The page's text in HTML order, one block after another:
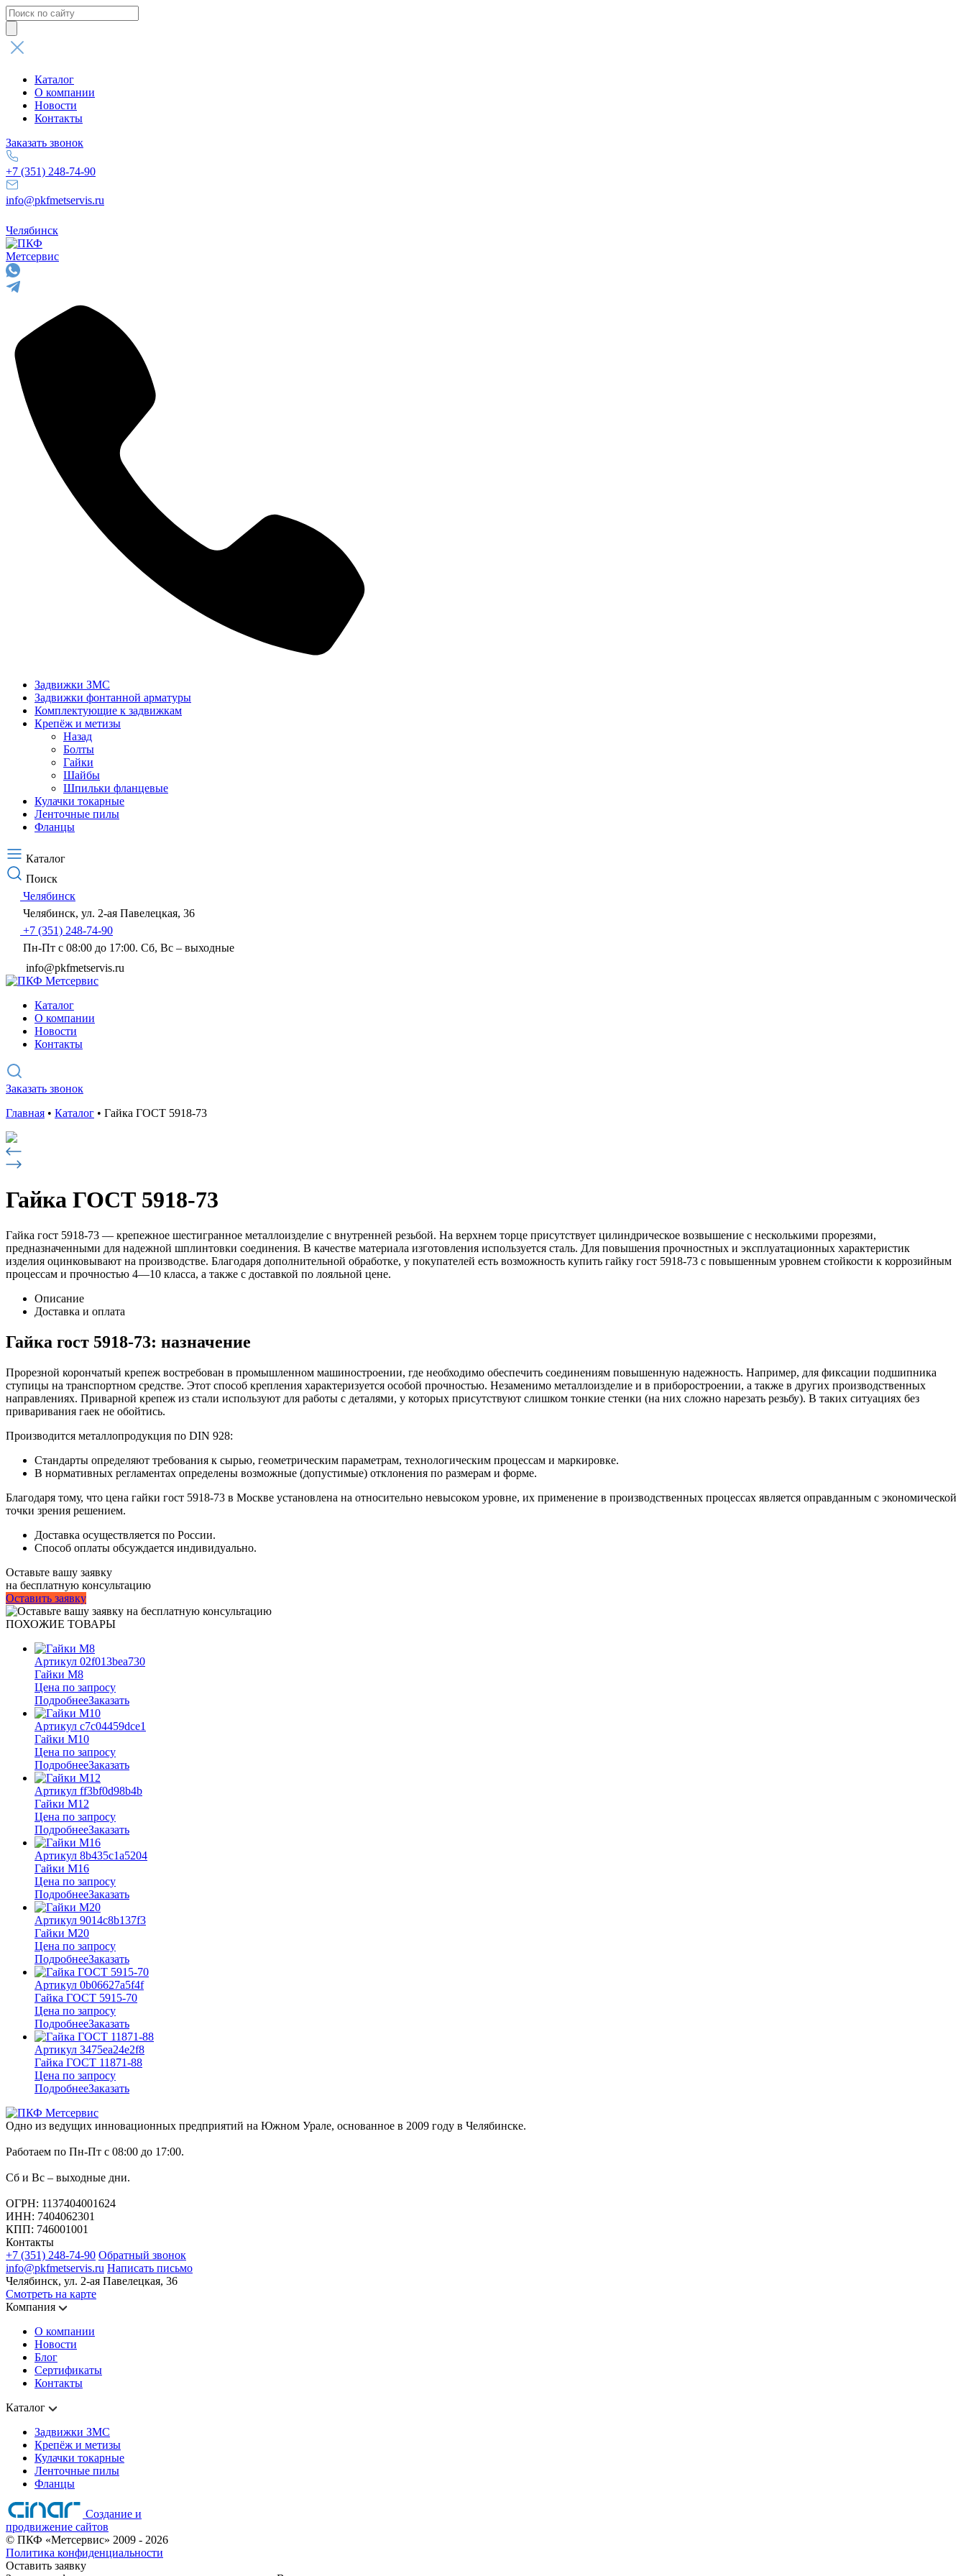
Поиск
товаров
Каталог
О компании
Новости
Контакты
Заказать звонок
+7 (351) 248-74-90
info@pkfmetservis.ru
Челябинск
Задвижки ЗМС
Задвижки фонтанной арматуры
Комплектующие к задвижкам
Крепёж и метизы
Назад
Болты
Гайки
Шайбы
Шпильки фланцевые
Кулачки токарные
Ленточные пилы
Фланцы
Каталог
Поиск
Челябинск
Челябинск, ул. 2-ая Павелецкая, 36
+7 (351) 248-74-90
Пн-Пт с 08:00 до 17:00. Сб, Вс – выходные
info@pkfmetservis.ru
Каталог
О компании
Новости
Контакты
Заказать звонок
Главная • Каталог • Гайка ГОСТ 5918-73
Гайка ГОСТ 5918-73
Гайка гост 5918-73 — крепежное шестигранное металлоизделие с внутренней резьбой. На верхнем торце присутствует цилиндрическое возвышение с несколькими прорезями,
предназначенными для надежной шплинтовки соединения. В качестве материала изготовления используется сталь. Для повышения прочностных и эксплуатационных характеристик
изделия оцинковывают на производстве. Благодаря дополнительной обработке, у покупателей есть возможность купить гайку гост 5918-73 с повышенным уровнем стойкости к коррозийным
процессам и прочностью 4—10 класса, а также с доставкой по лояльной цене.
Описание
Доставка и оплата
Гайка гост 5918-73: назначение
Прорезной корончатый крепеж востребован в промышленном машиностроении, где необходимо обеспечить соединениям повышенную надежность. Например, для фиксации подшипника
ступицы на транспортном средстве. Этот способ крепления характеризуется особой прочностью. Незаменимо металлоизделие и в приборостроении, а также в других производственных
направлениях. Приварной крепеж из стали используют для работы с деталями, у которых присутствуют слишком тонкие стенки (на них сложно нарезать резьбу). В таких ситуациях без
приваривания гаек не обойтись.
Производится металлопродукция по DIN 928:
Стандарты определяют требования к сырью, геометрическим параметрам, технологическим процессам и маркировке.
В нормативных регламентах определены возможные (допустимые) отклонения по размерам и форме.
Благодаря тому, что цена гайки гост 5918-73 в Москве установлена на относительно невысоком уровне, их применение в производственных процессах является оправданным с экономической
точки зрения решением.
Доставка осуществляется по России.
Способ оплаты обсуждается индивидуально.
Оставьте вашу заявку
на бесплатную консультацию
Оставить заявку
ПОХОЖИЕ ТОВАРЫ
Артикул 02f013bea730
Гайки М8
Цена по запросу
ПодробнееЗаказать
Артикул c7c04459dce1
Гайки М10
Цена по запросу
ПодробнееЗаказать
Артикул ff3bf0d98b4b
Гайки М12
Цена по запросу
ПодробнееЗаказать
Артикул 8b435c1a5204
Гайки М16
Цена по запросу
ПодробнееЗаказать
Артикул 9014c8b137f3
Гайки М20
Цена по запросу
ПодробнееЗаказать
Артикул 0b06627a5f4f
Гайка ГОСТ 5915-70
Цена по запросу
ПодробнееЗаказать
Артикул 3475ea24e2f8
Гайка ГОСТ 11871-88
Цена по запросу
ПодробнееЗаказать
Одно из ведущих инновационных предприятий на Южном Урале, основанное в 2009 году в Челябинске.
Работаем по Пн-Пт с 08:00 до 17:00.
Сб и Вс – выходные дни.
ОГРН: 1137404001624
ИНН: 7404062301
КПП: 746001001
Контакты
+7 (351) 248-74-90 Обратный звонок
info@pkfmetservis.ru Написать письмо
Челябинск, ул. 2-ая Павелецкая, 36
Смотреть на карте
Компания
О компании
Новости
Блог
Сертификаты
Контакты
Каталог
Задвижки ЗМС
Крепёж и метизы
Кулачки токарные
Ленточные пилы
Фланцы
Создание и
продвижение сайтов
© ПКФ «Метсервис» 2009 - 2026
Политика конфиденциальности
Оставить заявку